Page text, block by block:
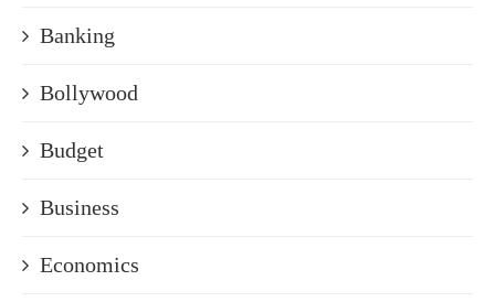
Banking
Bollywood
Budget
Business
Economics